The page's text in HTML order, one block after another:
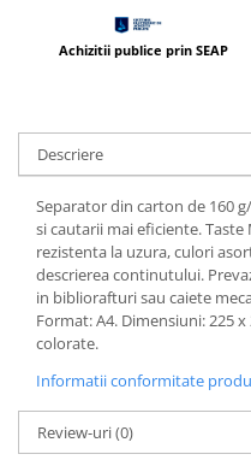
Coperti scolare
Achizitii publice prin SEAP
Descriere
Separator din carton de 160
si cautarii mai eficiente.
rezistenta la uzura, culori
descrierea continutului.
in bibliorafturi sau caiete
Format: A4. Dimensiuni: 225
colorate.
Informatii conformitate
Review-uri(0)